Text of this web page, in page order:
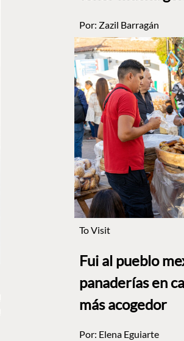
Por: Zazil Barragán
To Visit
Fui al pueblo
panaderías en
más acogedor
Por: Elena Eguiarte